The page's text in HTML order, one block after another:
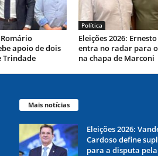
Romário
apoio de dois
Trindade
Política
Eleições 2026:
entra no radar para
na chapa de Marconi
Mais notícias
Eleições 2026:
Cardoso define
para a disputa